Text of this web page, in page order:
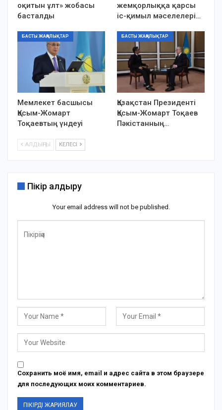
оқитын ұлт» жобасы
басталды
жемқорлыққа қарсы
іс-қимыл мәселелері…
БАСТЫ ЖАҢАЛЫҚТАР
Мемлекет басшысы
Қасым-Жомарт
Тоқаевтың үндеуі
БАСТЫ ЖАҢАЛЫҚТАР
Қазақстан Президенті
Қасым-Жомарт Тоқаев
Пәкістанның…
АЛДЫҢҒЫ КЕЛЕСІ
Пікір қалдыру
Your email address will not be published.
Сохранить моё имя, email и адрес сайта в этом браузере
для последующих моих комментариев.